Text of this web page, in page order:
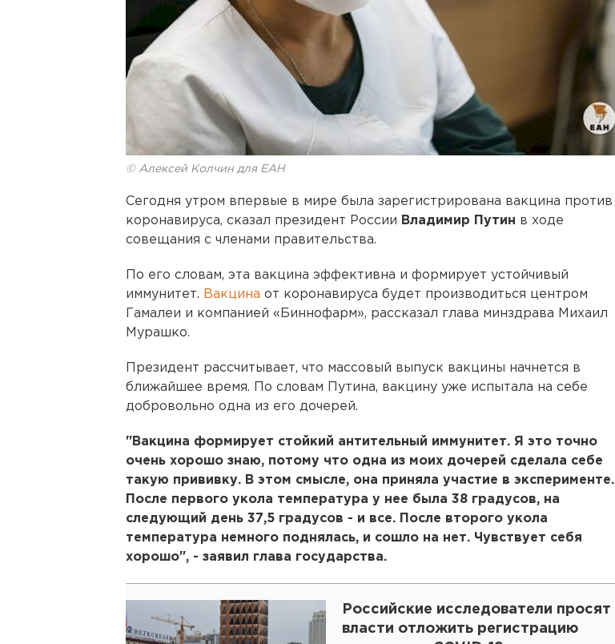
© Алексей Колчин для ЕАН
Сегодня утром впервые в мире была зарегистрирована вакцина против
коронавируса, сказал президент России Владимир Путин в ходе
совещания с членами правительства.
По его словам, эта вакцина эффективна и формирует устойчивый
иммунитет. Вакцина от коронавируса будет производиться центром
Гамалеи и компанией «Биннофарм», рассказал глава минздрава Михаил
Мурашко.
Президент рассчитывает, что массовый выпуск вакцины начнется в
ближайшее время. По словам Путина, вакцину уже испытала на себе
добровольно одна из его дочерей.
"Вакцина формирует стойкий антительный иммунитет. Я это точно
очень хорошо знаю, потому что одна из моих дочерей сделала себе
такую прививку. В этом смысле, она приняла участие в эксперименте.
После первого укола температура у нее была 38 градусов, на
следующий день 37,5 градусов - и все. После второго укола
температура немного поднялась, и сошло на нет. Чувствует себя
хорошо", - заявил глава государства.
Российские исследователи просят
власти отложить регистрацию